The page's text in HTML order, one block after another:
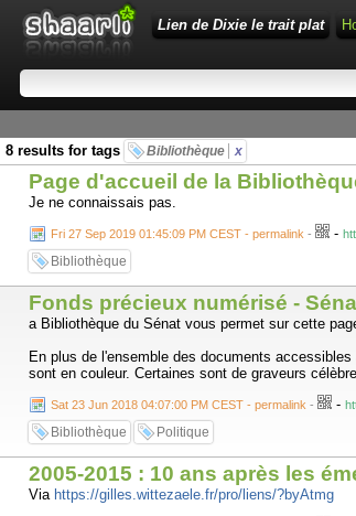
Lien de Dixie le trait plat
8 results for tags
Bibliothèque x
Page d'accueil de la
Je ne connaissais pas.
Fri 27 Sep 2019 01:45:09 PM CEST - permalink - -
Bibliothèque
Fonds précieux numérisé -
a Bibliothèque du Sénat vous permet sur cette
En plus de l'ensemble des documents
sont en couleur. Certaines sont de graveurs
Sat 23 Jun 2018 04:07:00 PM CEST - permalink - -
Bibliothèque Politique
2005-2015 : 10 ans après les
Via https://gilles.wittezaele.fr/pro/liens/?byAtmg